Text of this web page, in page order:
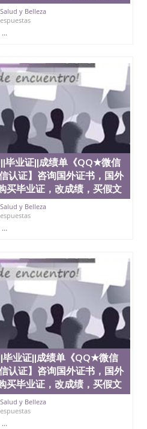
Salud y Belleza
...
毕业证||成绩单《QQ★微信
认证】咨询国外证书，国外
买毕业证，改成绩，买假文
Salud y Belleza
...
毕业证||成绩单《QQ★微信
认证】咨询国外证书，国外
买毕业证，改成绩，买假文
Salud y Belleza
...